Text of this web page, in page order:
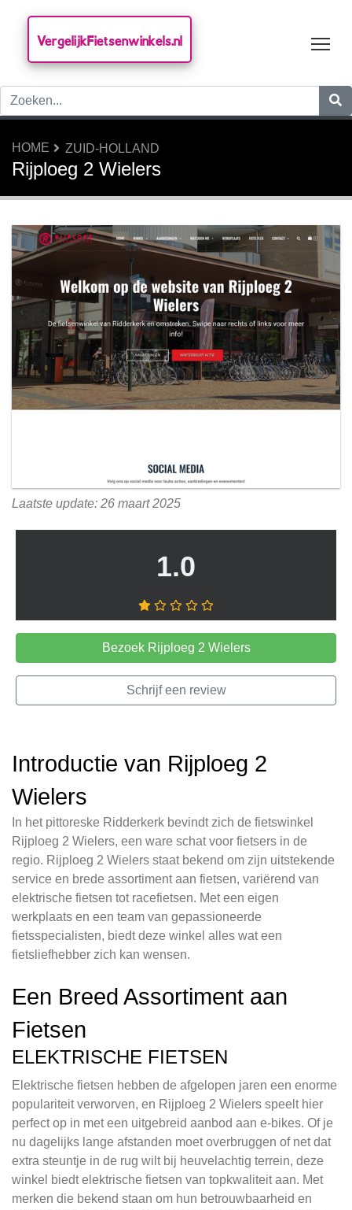
VergelijkFietsenwinkels.nl
HOME ZUID-HOLLAND
Rijploeg 2 Wielers
Laatste update: 26 maart 2025
1.0
Bezoek Rijploeg 2 Wielers
Schrijf een review
Introductie van Rijploeg 2
Wielers
In het pittoreske Ridderkerk bevindt zich de fietswinkel
Rijploeg 2 Wielers, een ware schat voor fietsers in de
regio. Rijploeg 2 Wielers staat bekend om zijn uitstekende
service en brede assortiment aan fietsen, variërend van
elektrische fietsen tot racefietsen. Met een eigen
werkplaats en een team van gepassioneerde
fietsspecialisten, biedt deze winkel alles wat een
fietsliefhebber zich kan wensen.
Een Breed Assortiment aan
Fietsen
ELEKTRISCHE FIETSEN
Elektrische fietsen hebben de afgelopen jaren een enorme
populariteit verworven, en Rijploeg 2 Wielers speelt hier
perfect op in met een uitgebreid aanbod aan e-bikes. Of je
nu dagelijks lange afstanden moet overbruggen of net dat
extra steuntje in de rug wilt bij heuvelachtig terrein, deze
winkel biedt elektrische fietsen van topkwaliteit aan. Met
merken die bekend staan om hun betrouwbaarheid en